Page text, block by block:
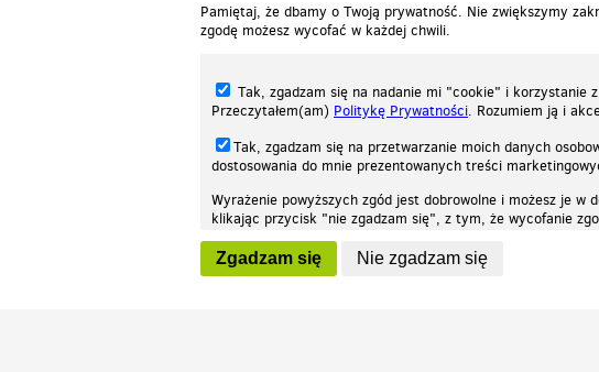
możliwość
Pamiętaj, że dbamy o Twoją prywatność. Nie zwiększymy
zgodę możesz wycofać w każdej chwili.
Tak, zgadzam się na nadanie mi "cookie" i korzystanie
Przeczytałem(am) Politykę Prywatności. Rozumiem ją i
Tak, zgadzam się na przetwarzanie moich danych
dostosowania do mnie prezentowanych treści
Wyrażenie powyższych zgód jest dobrowolne i możesz je
klikając przycisk "nie zgadzam się", z tym, że wycofanie
wycofaniem.
Zgadzam się
Nie zgadzam się